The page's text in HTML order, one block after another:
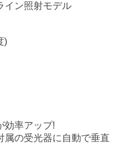
イン照射モデル
)
効率アップ!
属の受光器に自動で垂直